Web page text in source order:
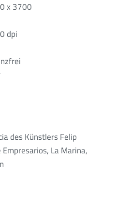
x 3700
dpi
des Künstlers Felip
La Marina,